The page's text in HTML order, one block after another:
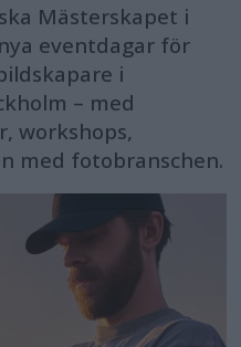
Mästerskapet i
eventdagar för
i
– med
workshops,
med fotobranschen.